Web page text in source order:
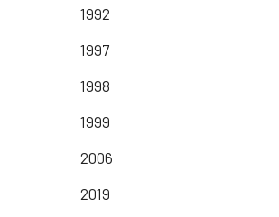
1992
1997
1998
1999
2006
2019